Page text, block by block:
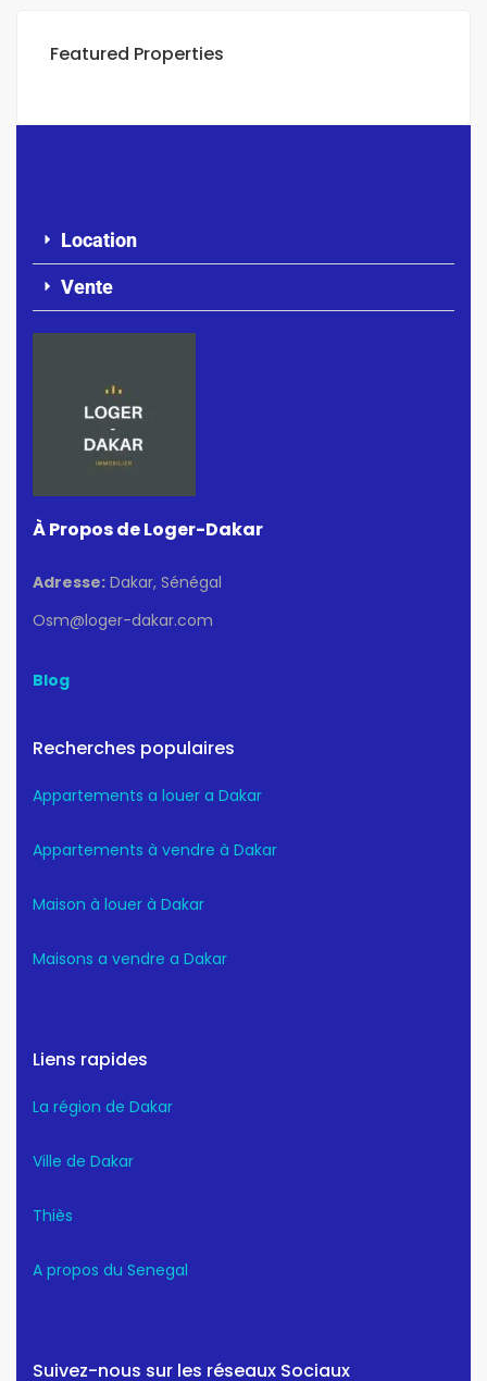
Featured Properties
Location
Vente
À Propos de Loger-Dakar
Adresse: Dakar, Sénégal
Osm@loger-dakar.com
Blog
Recherches populaires
Appartements a louer a Dakar
Appartements à vendre à Dakar
Maison à louer à Dakar
Maisons a vendre a Dakar
Liens rapides
La région de Dakar
Ville de Dakar
Thiès
A propos du Senegal
Suivez-nous sur les réseaux Sociaux